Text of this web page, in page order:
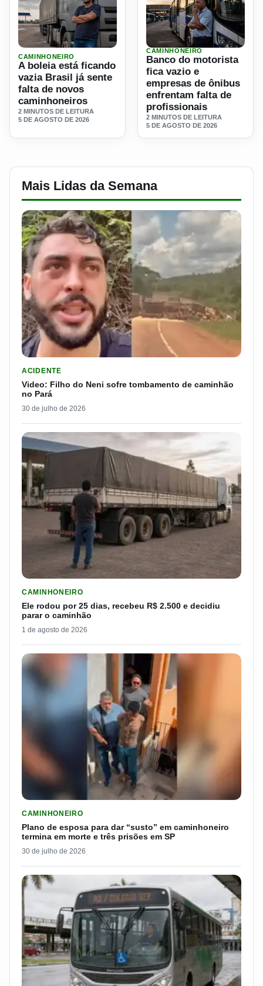
Ler materia: A boleia está ficando vazia Brasil já sente
CAMINHONEIRO
A boleia está ficando
vazia Brasil já sente
falta de novos
caminhoneiros
2 MINUTOS DE LEITURA
5 DE AGOSTO DE 2026
Ler materia: Banco do
CAMINHONEIRO
Banco do motorista
fica vazio e
empresas de ônibus
enfrentam falta de
profissionais
2 MINUTOS DE LEITURA
5 DE AGOSTO DE 2026
Mais Lidas da Semana
ACIDENTE
Video: Filho do Neni sofre tombamento de caminhão
no Pará
30 de julho de 2026
CAMINHONEIRO
Ele rodou por 25 dias, recebeu R$ 2.500 e decidiu
parar o caminhão
1 de agosto de 2026
CAMINHONEIRO
Plano de esposa para dar “susto” em caminhoneiro
termina em morte e três prisões em SP
30 de julho de 2026